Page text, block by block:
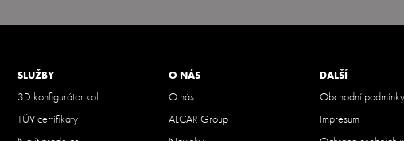
SLUŽBY
3D konfigurátor kol
TÜV certifikáty
O NÁS
O nás
ALCAR Group
DALŠÍ
Obchodní podmínky
Impresum